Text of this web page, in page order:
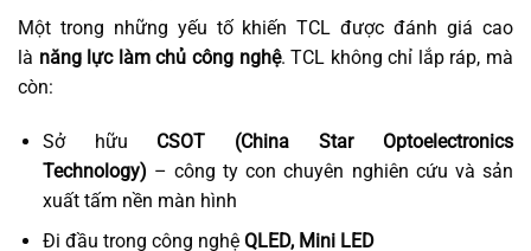
Một trong những yếu tố khiến TCL được đánh giá cao
là năng lực làm chủ công nghệ. TCL không chỉ lắp ráp, mà
còn:
Sở hữu CSOT (China Star Optoelectronics
Technology) – công ty con chuyên nghiên cứu và sản
xuất tấm nền màn hình
Đi đầu trong công nghệ QLED, Mini LED